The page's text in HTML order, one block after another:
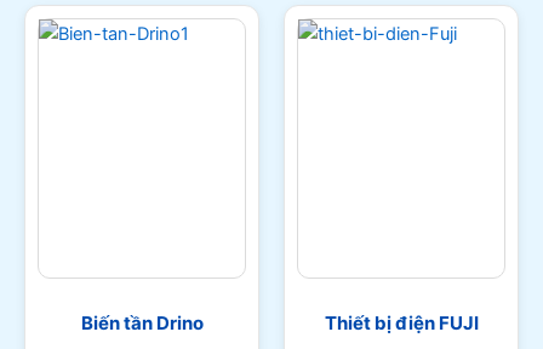
Biến tần Drino Thiết bị điện FUJI